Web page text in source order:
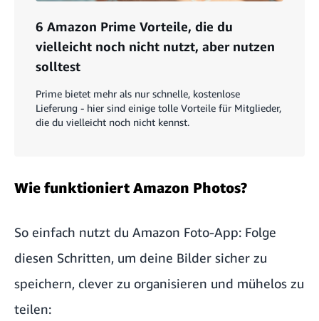
6 Amazon Prime Vorteile, die du
vielleicht noch nicht nutzt, aber nutzen
solltest
Prime bietet mehr als nur schnelle, kostenlose
Lieferung - hier sind einige tolle Vorteile für Mitglieder,
die du vielleicht noch nicht kennst.
Wie funktioniert Amazon Photos?
So einfach nutzt du Amazon Foto-App: Folge
diesen Schritten, um deine Bilder sicher zu
speichern, clever zu organisieren und mühelos zu
teilen: